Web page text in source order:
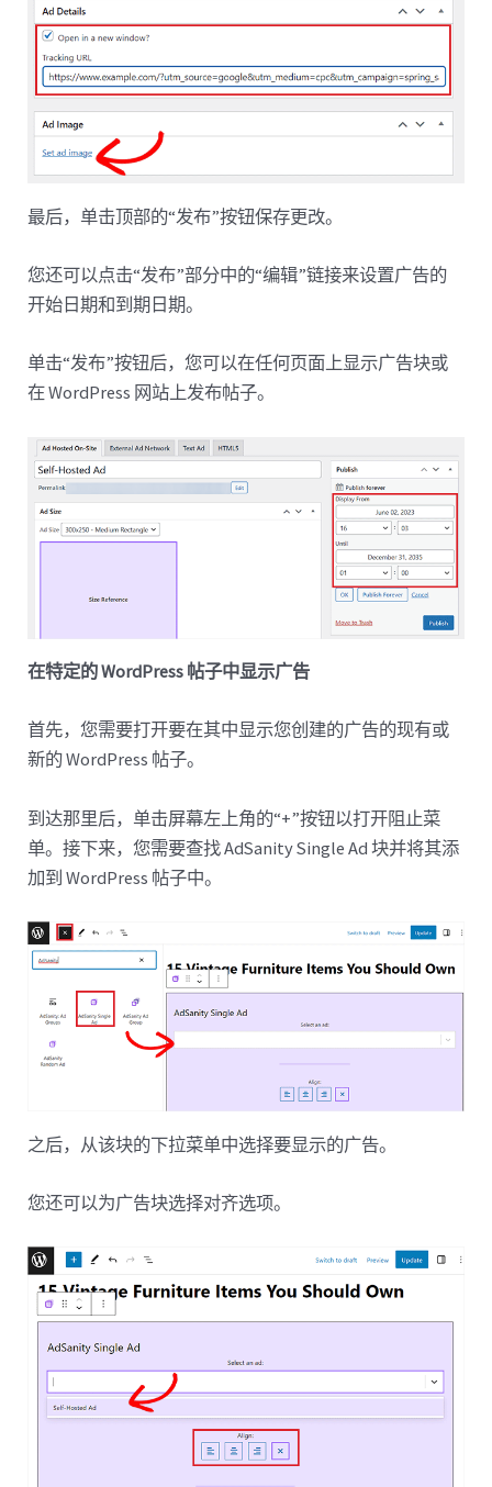
最后，单击顶部的“发布”按钮保存更改。
您还可以点击“发布”部分中的“编辑”链接来设置广告的
开始日期和到期日期。
单击“发布”按钮后，您可以在任何页面上显示广告块或
在 WordPress 网站上发布帖子。
在特定的 WordPress 帖子中显示广告
首先，您需要打开要在其中显示您创建的广告的现有或
新的 WordPress 帖子。
到达那里后，单击屏幕左上角的“+”按钮以打开阻止菜
单。接下来，您需要查找 AdSanity Single Ad 块并将其添
加到 WordPress 帖子中。
之后，从该块的下拉菜单中选择要显示的广告。
您还可以为广告块选择对齐选项。